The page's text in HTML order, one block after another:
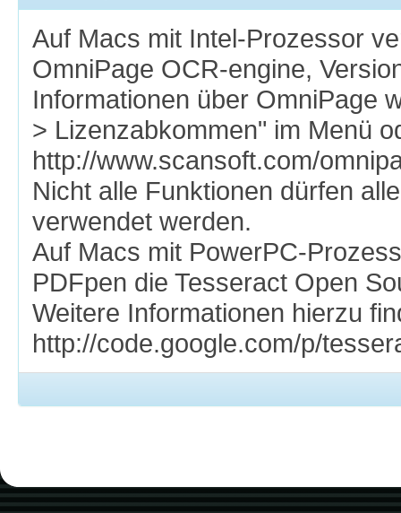
Auf Macs mit Intel-Prozessor
OmniPage OCR-engine,
Informationen über OmniPage
> Lizenzabkommen" im Menü
http://www.scansoft.com/
Nicht alle Funktionen dürfen
verwendet werden.
Auf Macs mit PowerPC-
PDFpen die Tesseract Open
Weitere Informationen hierzu
http://code.google.com/p/